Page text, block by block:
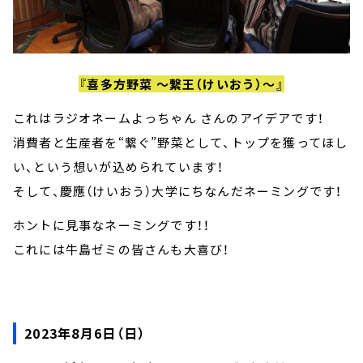
『喜多方野菜 ～繋王（けいおう）～』
これはラジオネームよっちゃん さんのアイデアです！
消費者と生産者を“繋ぐ”野菜として、トップを獲ってほし
い、という想いが込められています！
そして、慶應（けいおう）大学にちなんだネーミングです！
ホントに見事なネーミングです！！
これには牛島ゼミの皆さんも大喜び！
2023年8月6日（日）